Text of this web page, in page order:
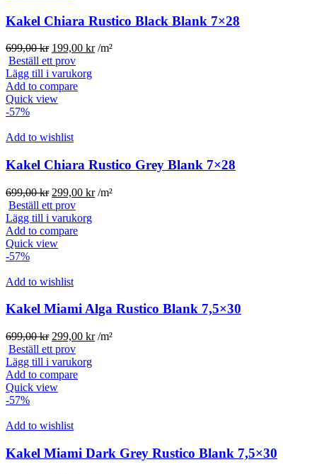
Kakel Chiara Rustico Black Blank 7×28
699,00kr Det
ursprungliga
priset
var:
699,00 kr.
199,00 krDet
/m²
Beställ ett prov
Lägg till i varukorg
Add to compare
Quick view
-57%
Add to wishlist
Kakel Chiara Rustico Grey Blank 7×28
699,00kr Det
ursprungliga
priset
var:
699,00 kr.
299,00 krDet
/m²
Beställ ett prov
Lägg till i varukorg
Add to compare
Quick view
-57%
Add to wishlist
Kakel Miami Alga Rustico Blank 7,5×30
699,00kr Det
ursprungliga
priset
var:
699,00 kr.
299,00 krDet
/m²
Beställ ett prov
Lägg till i varukorg
Add to compare
Quick view
-57%
Add to wishlist
Kakel Miami Dark Grey Rustico Blank 7,5×30